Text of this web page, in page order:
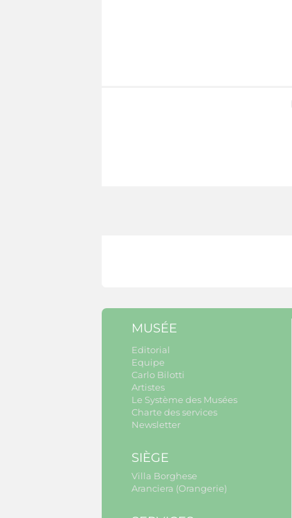
MUSÉE
Editorial
Equipe
Carlo Bilotti
Artistes
Le Système des Musées
Charte des services
Newsletter
SIÈGE
Villa Borghese
Aranciera (Orangerie)